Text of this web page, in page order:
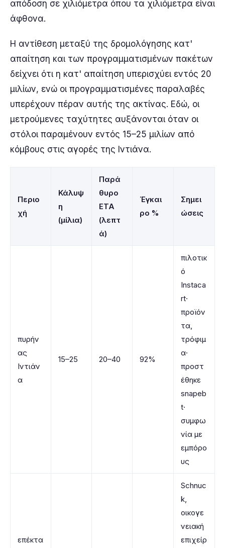
απόδοση σε χιλιόμετρα όπου τα χιλιόμετρα είναι
άφθονα.
Η αντίθεση μεταξύ της δρομολόγησης κατ'
απαίτηση και των προγραμματισμένων πακέτων
δείχνει ότι η κατ' απαίτηση υπερισχύει εντός 20
μιλίων, ενώ οι προγραμματισμένες παραλαβές
υπερέχουν πέραν αυτής της ακτίνας. Εδώ, οι
μετρούμενες ταχύτητες αυξάνονται όταν οι
στόλοι παραμένουν εντός 15–25 μιλίων από
κόμβους στις αγορές της Ιντιάνα.
Περιο
χή
Κάλυψ
η
(μίλια)
Παρά
θυρο
ETA
(λεπτ
ά)
Έγκαι
ρο %
Σημει
ώσεις
πυρήν
ας
Ιντιάν
α
15–25 20–40 92%
πιλοτικ
ό
Instaca
rt·
προϊόν
τα,
τρόφιμ
α·
προστ
έθηκε
snapeb
t·
συμφω
νία με
εμπόρο
υς
επέκτα
Schnuc
k,
οικογε
νειακή
επιχείρ